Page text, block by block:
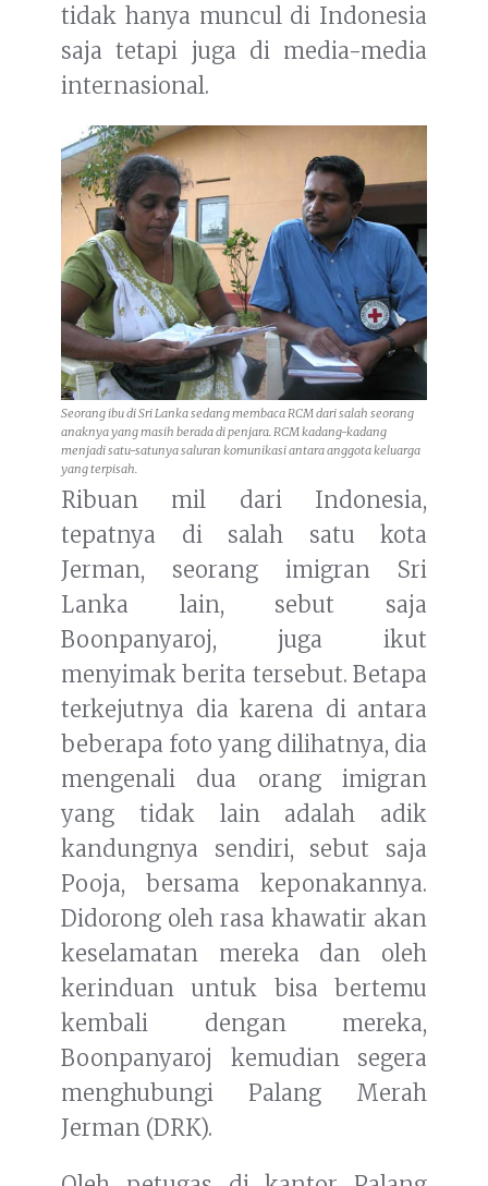
tidak hanya muncul di Indonesia
saja tetapi juga di media-media
internasional.
Seorang ibu di Sri Lanka sedang membaca RCM dari salah seorang
anaknya yang masih berada di penjara. RCM kadang-kadang
menjadi satu-satunya saluran komunikasi antara anggota keluarga
yang terpisah.
Ribuan mil dari Indonesia,
tepatnya di salah satu kota
Jerman, seorang imigran Sri
Lanka lain, sebut saja
Boonpanyaroj, juga ikut
menyimak berita tersebut. Betapa
terkejutnya dia karena di antara
beberapa foto yang dilihatnya, dia
mengenali dua orang imigran
yang tidak lain adalah adik
kandungnya sendiri, sebut saja
Pooja, bersama keponakannya.
Didorong oleh rasa khawatir akan
keselamatan mereka dan oleh
kerinduan untuk bisa bertemu
kembali dengan mereka,
Boonpanyaroj kemudian segera
menghubungi Palang Merah
Jerman (DRK).